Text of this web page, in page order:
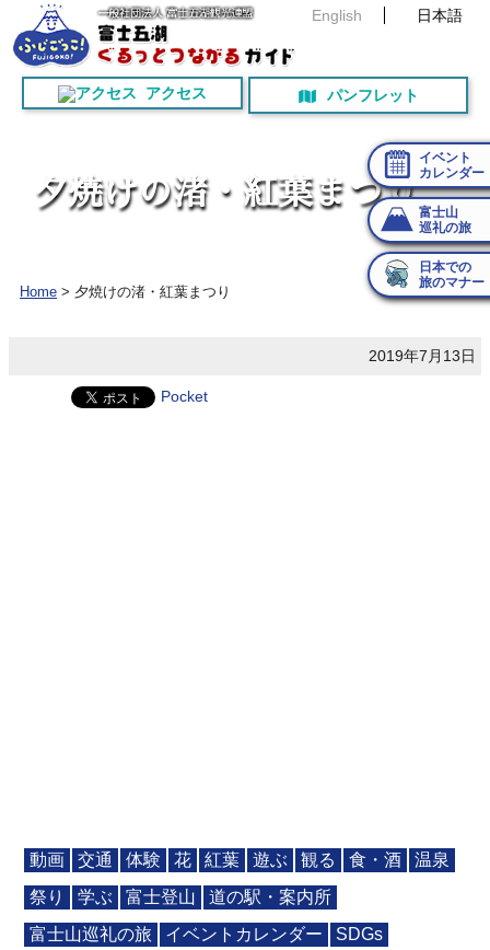
English 日本語
アクセス パンフレット
イベント
カレンダー
富士山
巡礼の旅
日本での
旅のマナー
夕焼けの渚・ 紅葉まつり
Home > 夕焼けの渚・紅葉まつり
2019年7月13日
Pocket
動画 交通 体験 花 紅葉 遊ぶ 観る 食・酒
温泉
祭り
学ぶ 富士登山
道の駅・案内所
富士山巡礼の旅
イベントカレンダー
SDGs